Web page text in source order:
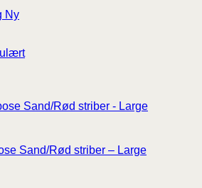
Sand/Rød striber – Large